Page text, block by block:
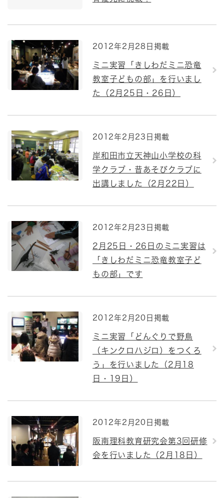
2012年2月28日掲載
ミニ実習「きしわだミニ恐竜
教室子どもの部」を行いまし
た（2月25日・26日）
2012年2月23日掲載
岸和田市立天神山小学校の科
学クラブ・昔あそびクラブに
出講しました（2月22日）
2012年2月23日掲載
2月25日・26日のミニ実習は
「きしわだミニ恐竜教室子ど
もの部」です
2012年2月20日掲載
ミニ実習「どんぐりで野鳥
（キンクロハジロ）をつくろ
う」を行いました（2月18
日・19日）
2012年2月20日掲載
阪南理科教育研究会第3回研修
会を行いました（2月18日）